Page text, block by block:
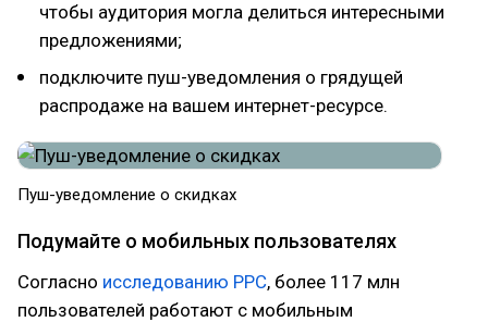
чтобы аудитория могла делиться интересными
предложениями;
подключите пуш-уведомления о грядущей
распродаже на вашем интернет-ресурсе.
Пуш-уведомление о скидках
Подумайте о мобильных пользователях
Согласно исследованию PPC, более 117 млн
пользователей работают с мобильным